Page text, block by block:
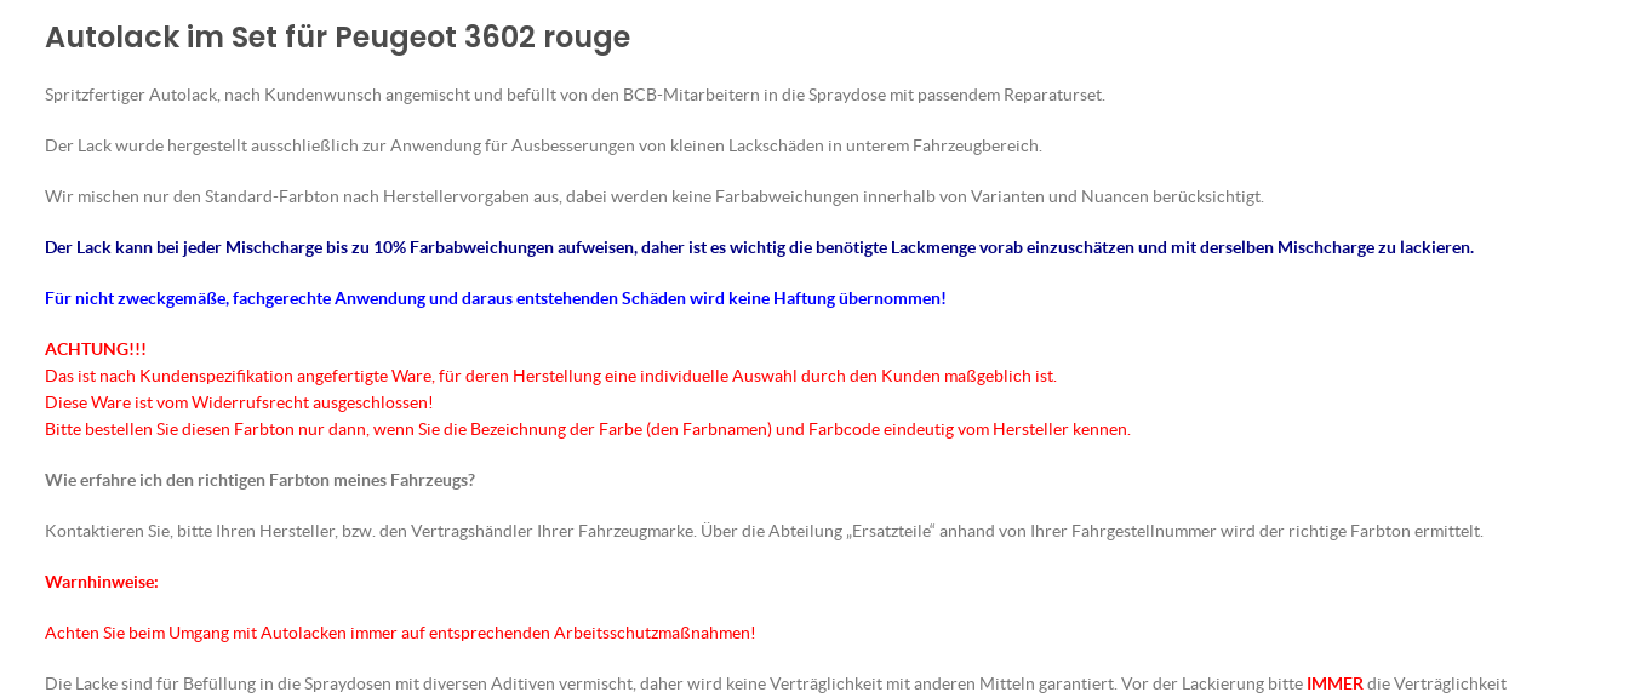
Autolack im Set für Peugeot 3602 rouge
Spritzfertiger Autolack, nach Kundenwunsch angemischt und befüllt von den BCB-Mitarbeitern in die Spraydose mit passendem Reparaturset.
Der Lack wurde hergestellt ausschließlich zur Anwendung für Ausbesserungen von kleinen Lackschäden in unterem Fahrzeugbereich.
Wir mischen nur den Standard-Farbton nach Herstellervorgaben aus, dabei werden keine Farbabweichungen innerhalb von Varianten und Nuancen berücksichtigt.
Der Lack kann bei jeder Mischcharge bis zu 10% Farbabweichungen aufweisen, daher ist es wichtig die benötigte Lackmenge vorab einzuschätzen und mit derselben Mischcharge zu lackieren.
Für nichtzweckgemäße, fachgerechte Anwendung und daraus entstehenden Schäden wird keine Haftung übernommen!
ACHTUNG!!!
Das ist nach Kundenspezifikation angefertigte Ware, für deren Herstellung eine individuelle Auswahl durch den Kunden maßgeblich ist.
Diese Ware ist vom Widerrufsrecht ausgeschlossen!
Bitte bestellen Sie diesen Farbton nur dann, wenn Sie die Bezeichnung der Farbe (den Farbnamen) und Farbcode eindeutig vom Hersteller kennen.
Wie erfahre ich den richtigen Farbton meines Fahrzeugs?
Kontaktieren Sie, bitte Ihren Hersteller, bzw. den Vertragshändler Ihrer Fahrzeugmarke. Über die Abteilung „Ersatzteile“ anhand von Ihrer Fahrgestellnummer wird der richtige Farbton ermittelt.
Warnhinweise:
Achten Sie beim Umgang mit Autolacken immer auf entsprechenden Arbeitsschutzmaßnahmen!
Die Lacke sind für Befüllung in die Spraydosen mit diversen Aditiven vermischt, daher wird keine Verträglichkeit mit anderen Mitteln garantiert. Vor der Lackierung bitte IMMER die Verträglichkeit